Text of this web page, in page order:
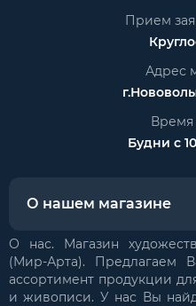
Прием
Адрес
Время
Будни с
О нашем магазине
О нас. Магазин
(Мир-Арта). Предлагаем
ассортимент продукции
и живописи. У нас Вы